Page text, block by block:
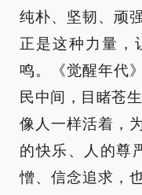
纯朴、坚韧、顽
正是这种力量，
鸣。《觉醒年代
民中间，目睹苍
像人一样活着，
的快乐、人的尊
憎、信念追求，